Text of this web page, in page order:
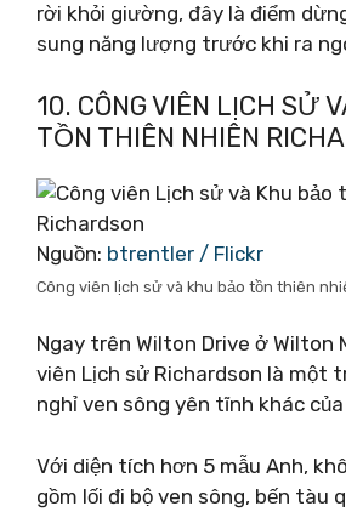
rời khỏi giường, đây là điểm
sung năng lượng trước khi ra
10. CÔNG VIÊN LỊCH SỬ
TỒN THIÊN NHIÊN
Nguồn: btrentler / Flickr
Công viên lịch sử và khu bảo tồn thiên
Ngay trên Wilton Drive ở Wilton
viên Lịch sử Richardson là một
nghỉ ven sông yên tĩnh khác
Với diện tích hơn 5 mẫu Anh,
gồm lối đi bộ ven sông, bến tàu